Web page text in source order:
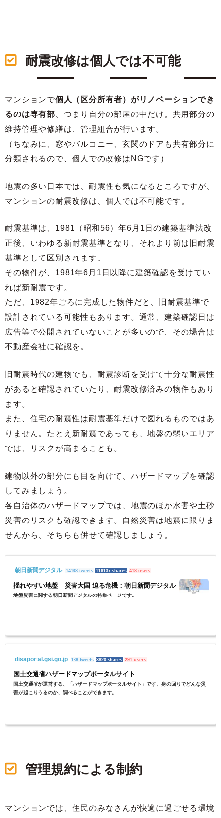
耐震改修は個人では不可能
マンションで個人（区分所有者）がリノベーションでき
るのは専有部 、つまり自分の部屋の中だけ。共用部分の
維持管理や修繕は、管理組合が行います。
（ちなみに、窓やバルコニー、玄関のドアも共有部分に
分類されるので、個人での改修はNGです）
地震の多い日本では、耐震性も気になるところですが、
マンションの耐震改修は、個人では不可能です。
耐震基準は、1981（昭和56）年6月1日の建築基準法改
正後、いわゆる新耐震基準となり、それより前は旧耐震
基準として区別されます。
その物件が、1981年6月1日以降に建築確認を受けてい
れば新耐震です。
ただ、1982年ごろに完成した物件だと、旧耐震基準で
設計されている可能性もあります。通常、建築確認日は
広告等で公開されていないことが多いので、その場合は
不動産会社に確認を。
旧耐震時代の建物でも、耐震診断を受けて十分な耐震性
があると確認されていたり、耐震改修済みの物件もあり
ます。
また、住宅の耐震性は耐震基準だけで図れるものではあ
りません。たとえ新耐震であっても、地盤の弱いエリア
では、リスクが高まることも。
建物以外の部分にも目を向けて、ハザードマップを確認
してみましょう。
各自治体のハザードマップでは、地震のほか水害や土砂
災害のリスクも確認できます。自然災害は地震に限りま
せんから、そちらも併せて確認しましょう。
朝日新聞デジタル 14108 tweets 116137 shares 418 users
揺れやすい地盤 災害大国 迫る危機：朝日新聞デジタル
地盤災害に関する朝日新聞デジタルの特集ページです。
disaportal.gsi.go.jp 188 tweets 3820 shares 291 users
国土交通省ハザードマップポータルサイト
国土交通省が運営する、「ハザードマップポータルサイト」です。身の回りでどんな災
害が起こりうるのか、調べることができます。
管理規約による制約
マンションでは、住民のみなさんが快適に過ごせる環境